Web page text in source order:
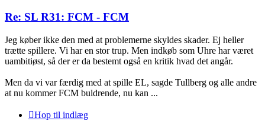
Re: SL R31: FCM - FCM
Jeg køber ikke den med at problemerne skyldes skader. Ej heller
trætte spillere. Vi har en stor trup. Men indkøb som Uhre har været
uambitiøst, så der er da bestemt også en kritik hvad det angår.
Men da vi var færdig med at spille EL, sagde Tullberg og alle andre
at nu kommer FCM buldrende, nu kan ...
Hop til indlæg